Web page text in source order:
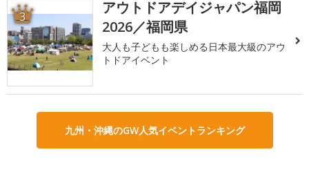
3
アウトドアデイジャパン福岡
2026／福岡県
大人も子どもも楽しめる日本最大級のアウ
トドアイベント
九州・沖縄のGW人気イベントランキング